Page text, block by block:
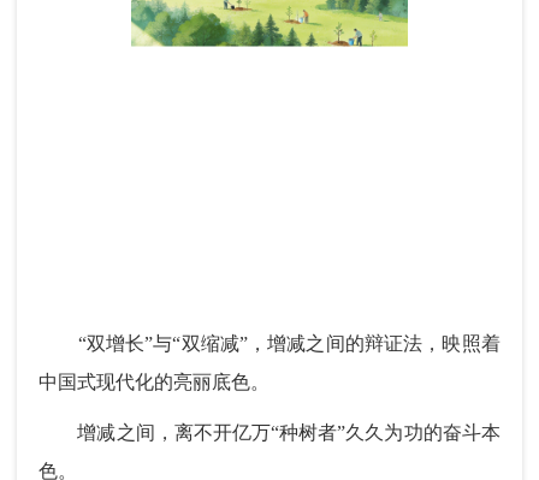
“双增长”与“双缩减”，增减之间的辩证法，映照着
中国式现代化的亮丽底色。
增减之间，离不开亿万“种树者”久久为功的奋斗本
色。